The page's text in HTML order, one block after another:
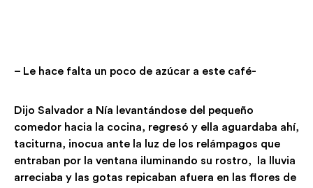
– Le hace falta un poco de azúcar a este café-
Dijo Salvador a Nía levantándose del pequeño
comedor hacia la cocina, regresó y ella aguardaba ahí,
taciturna, inocua ante la luz de los relámpagos que
entraban por la ventana iluminando su rostro, la lluvia
arreciaba y las gotas repicaban afuera en las flores de